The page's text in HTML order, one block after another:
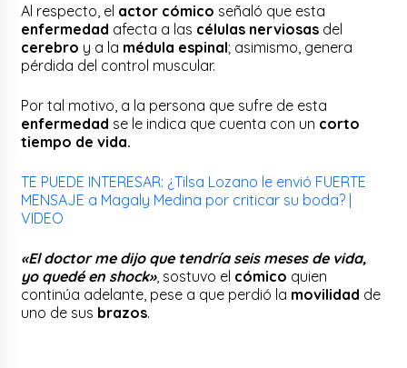
Al respecto, el actor cómico señaló que esta
enfermedad afecta a las células nerviosas del
cerebro y a la médula espinal; asimismo, genera
pérdida del control muscular.
Por tal motivo, a la persona que sufre de esta
enfermedad se le indica que cuenta con un corto
tiempo de vida.
TE PUEDE INTERESAR: ¿Tilsa Lozano le envió FUERTE
MENSAJE a Magaly Medina por criticar su boda? |
VIDEO
«El doctor me dijo que tendría seis meses de vida,
yo quedé en shock», sostuvo el cómico quien
continúa adelante, pese a que perdió la movilidad de
uno de sus brazos.